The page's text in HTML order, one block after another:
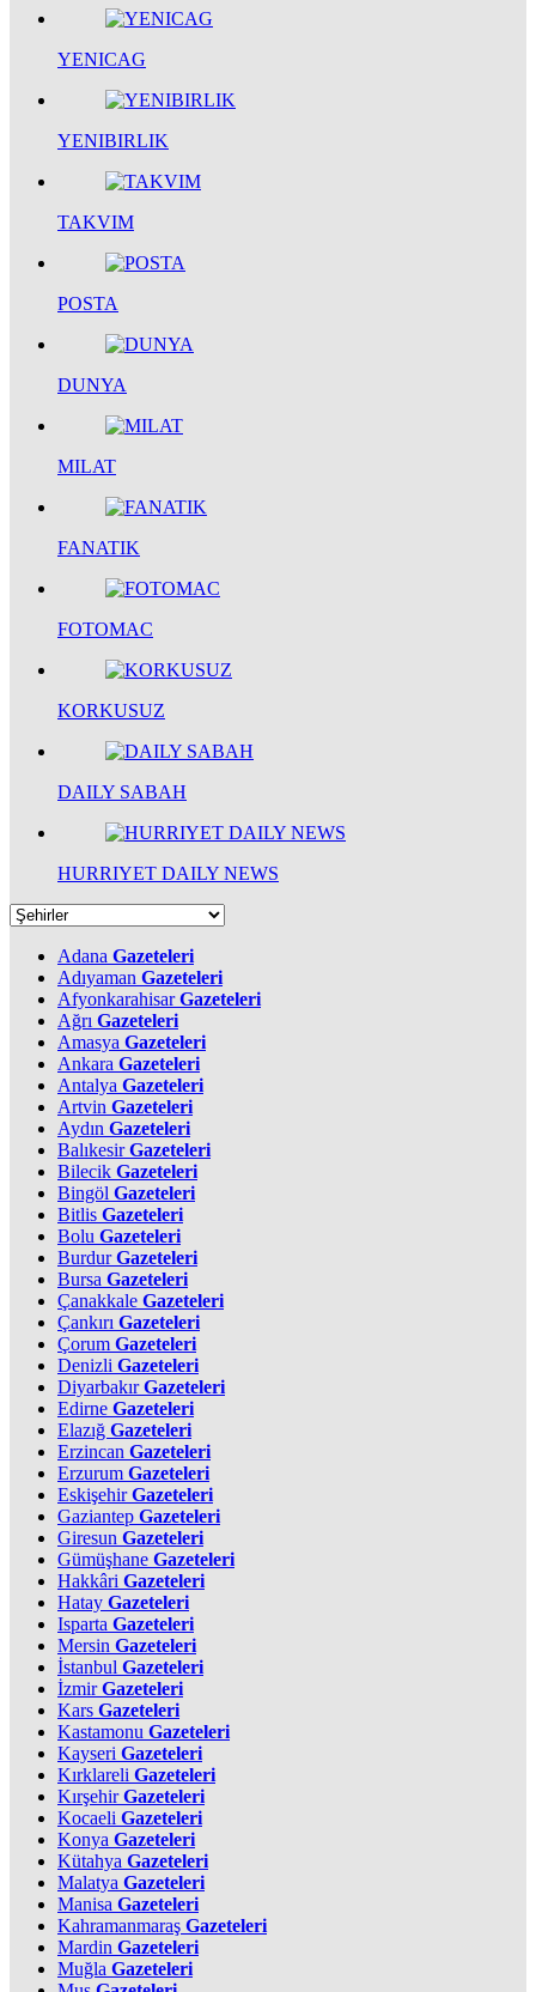
YENICAG
YENIBIRLIK
TAKVIM
POSTA
DUNYA
MILAT
FANATIK
FOTOMAC
KORKUSUZ
DAILY SABAH
HURRIYET DAILY NEWS
Adana Gazeteleri
Adıyaman Gazeteleri
AfyonkarahisarGazeteleri
Ağrı Gazeteleri
Amasya Gazeteleri
Ankara Gazeteleri
Antalya Gazeteleri
Artvin Gazeteleri
Aydın Gazeteleri
BalıkesirGazeteleri
Bilecik Gazeteleri
Bingöl Gazeteleri
Bitlis Gazeteleri
Bolu Gazeteleri
BurdurGazeteleri
Bursa Gazeteleri
Çanakkale Gazeteleri
Çankırı Gazeteleri
Çorum Gazeteleri
Denizli Gazeteleri
DiyarbakırGazeteleri
Edirne Gazeteleri
Elazığ Gazeteleri
Erzincan Gazeteleri
Erzurum Gazeteleri
EskişehirGazeteleri
Gaziantep Gazeteleri
Giresun Gazeteleri
Gümüşhane Gazeteleri
Hakkâri Gazeteleri
Hatay Gazeteleri
Isparta Gazeteleri
Mersin Gazeteleri
İstanbul Gazeteleri
İzmirGazeteleri
Kars Gazeteleri
Kastamonu Gazeteleri
Kayseri Gazeteleri
Kırklareli Gazeteleri
KırşehirGazeteleri
Kocaeli Gazeteleri
Konya Gazeteleri
Kütahya Gazeteleri
Malatya Gazeteleri
Manisa Gazeteleri
Kahramanmaraş Gazeteleri
Mardin Gazeteleri
Muğla Gazeteleri